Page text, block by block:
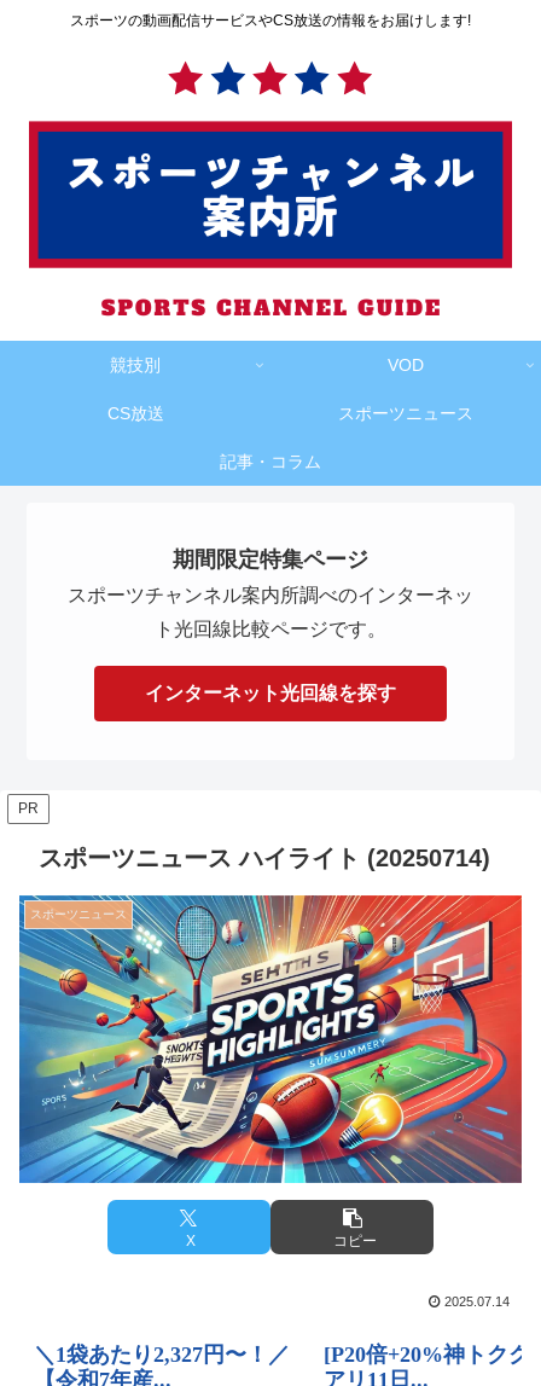
スポーツの動画配信サービスやCS放送の情報をお届けします!
競技別 VOD
CS放送 スポーツニュース
記事・コラム
期間限定特集ページ
スポーツチャンネル案内所調べのインターネッ
ト光回線比較ページです。
インターネット光回線を探す
PR
スポーツニュース ハイライト (20250714)
スポーツニュース
X コピー
2025.07.14